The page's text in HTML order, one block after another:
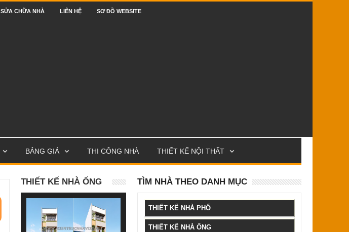
SỬA CHỮA NHÀ LIÊN HỆ SƠ ĐỒ WEBSITE
BẢNG GIÁ THI CÔNG NHÀ THIẾT KẾ NỘI THẤT
TÌM NHÀ THEO DANH MỤC
THIẾT KẾ NHÀ PHỐ
THIẾT KẾ NHÀ ỐNG
THIẾT KẾ NHÀ ỐNG